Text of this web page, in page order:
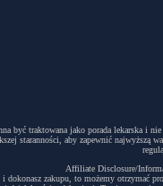
być traktowana jako porada lekarska
staranności, aby zapewnić
Affiliate Disclosure/
zakupu, to możemy otrzymać